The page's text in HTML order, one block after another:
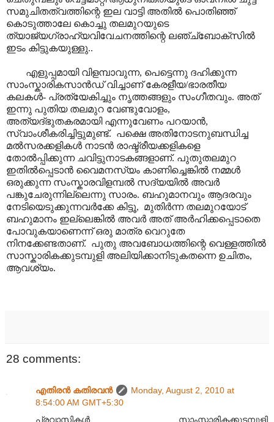
സമുചിതത്വത്തിന്റെ ഇല വാട്ടി അതിൽ പൊതിഞ്ഞ്
കൊടുത്താലേ കൊച്ചു തലമുറയുടെ
ത്യാജ്യഗ്രാഹ്യവിവേചനത്തിന്റെ ലഞ്ച്ബോക്സിൽ
ഇടം കിട്ടുകയുള്ളു..
എളുപ്പമായി വിളമ്പാവുന്ന, പെട്ടെന്നു ദഹിക്കുന്ന
സാംസ്കാരികസാൻഡ് വിച്ചാണ് കേരളീയ/ഭാരതീയ
കലകൾ- പ്രത്യേകിച്ചും നൃത്തങ്ങളും സംഗീതവും. അത്
ഇന്നു പുതിയ തലമുറ വേണ്ടുവോളം,
അത്യദ്ഭുതകരമായി എന്നുവേണം പറയാൻ,
സ്വാംശീകരിച്ചിട്ടുമുണ്ട്. പക്ഷെ അതിനോടനുബന്ധിച്ച
മൽസരക്കളികൾ നാടൻ രാഷ്ട്രീയക്കളികളെ
തോൽ‌പ്പിക്കുന്ന ചവിട്ടുനാടകങ്ങളാണ്. പുതുതലമുറ
ഇതിൽ‌പ്പെടാൻ വൈമനസ്യം കാണിച്ചെങ്കിൽ നമ്മൾ
ഒരുക്കുന്ന സംസ്കാരവിളമ്പൽ സദ്യയിൽ അവർ
പങ്കുചേരുന്നില്ലെന്നു സാരം. ബഹുമാനവും ആദരവും
നേടിയെടുക്കുന്നവർക്കേ കിട്ടൂ, മുതിർന്ന തലമുറയോട്
ബഹുമാനം ഇല്ലെങ്കിൽ അവർ അത് അർഹിക്കപ്പെടാതെ
പോവുകയാണെന്ന് ഒരു മാത്ര വെറുതേ
നിനക്കേണ്ടതാണ്. പുതു അവബോധത്തിന്റെ വെള്ളത്തിൽ
സാസ്കാരികക്കുടമ്പുളി അലിയിക്കാനിടുകതന്നെ ഉചിതം,
ആവശ്യം.
28 comments:
എതിരന്‍ കതിരവന്‍
Monday, August 2, 2010 at
8:54:00 AM GMT+5:30
പ്രവാസികൾ സാംസ്കാരികക്കുടമ്പുളി